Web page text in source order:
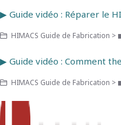
▶ Guide vidéo : Réparer le
HIMACS Guide de Fabrication >
HIMACS Guide de Fabrication